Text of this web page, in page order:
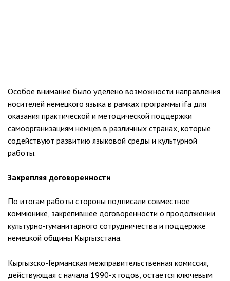
Особое внимание было уделено возможности направления
носителей немецкого языка в рамках программы ifa для
оказания практической и методической поддержки
самоорганизациям немцев в различных странах, которые
содействуют развитию языковой среды и культурной
работы.
Закрепляя договоренности
По итогам работы стороны подписали совместное
коммюнике, закрепившее договоренности о продолжении
культурно-гуманитарного сотрудничества и поддержке
немецкой общины Кыргызстана.
Кыргызско-Германская межправительственная комиссия,
действующая с начала 1990-х годов, остается ключевым